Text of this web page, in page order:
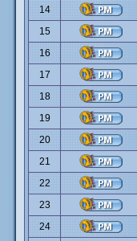
14
15
16
17
18
19
20
21
22
23
24